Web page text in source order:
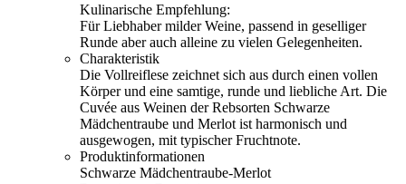
Kulinarische Empfehlung:
Für Liebhaber milder Weine, passend in geselliger
Runde aber auch alleine zu vielen Gelegenheiten.
Charakteristik
Die Vollreiflese zeichnet sich aus durch einen vollen
Körper und eine samtige, runde und liebliche Art. Die
Cuvée aus Weinen der Rebsorten Schwarze
Mädchentraube und Merlot ist harmonisch und
ausgewogen, mit typischer Fruchtnote.
Produktinformationen
Schwarze Mädchentraube-Merlot